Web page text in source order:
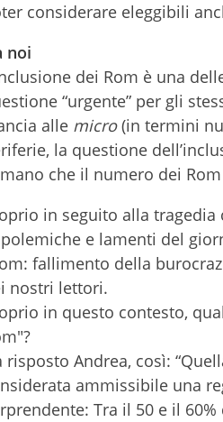
considerare eleggibili
noi
dei Rom è una
“urgente” per gli
alle micro(in termini
la questione
che il numero dei
in seguito alla
e lamenti del
fallimento della
nostri lettori.
in questo contesto,
risposto Andrea, così:
ammissibile una
Tra il 50 e il